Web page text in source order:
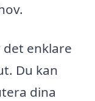
enklare
Du kan
dina